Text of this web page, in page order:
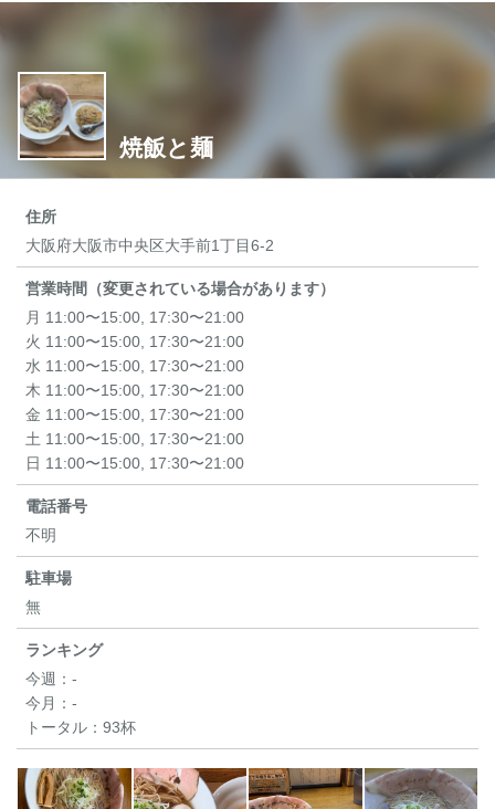
焼飯と麺
住所
大阪府大阪市中央区大手前1丁目6-2
営業時間（変更されている場合があります）
月 11:00〜15:00, 17:30〜21:00
火 11:00〜15:00, 17:30〜21:00
水 11:00〜15:00, 17:30〜21:00
木 11:00〜15:00, 17:30〜21:00
金 11:00〜15:00, 17:30〜21:00
土 11:00〜15:00, 17:30〜21:00
日 11:00〜15:00, 17:30〜21:00
電話番号
不明
駐車場
無
ランキング
今週： -
今月： -
トータル： 93杯